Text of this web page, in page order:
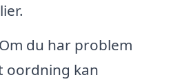
Om du har problem
oordning kan